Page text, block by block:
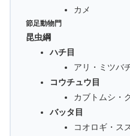
カメ
節足動物門
昆虫綱
ハチ目
アリ・ミツバ
コウチュウ目
カブトムシ・
バッタ目
コオロギ・ス